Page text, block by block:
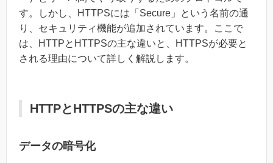
す。しかし、HTTPSには「Secure」という名前の通
り、セキュリティ機能が追加されています。ここで
は、HTTPとHTTPSの主な違いと、HTTPSが必要と
される理由について詳しく解説します。
HTTPとHTTPSの主な違い
データの暗号化